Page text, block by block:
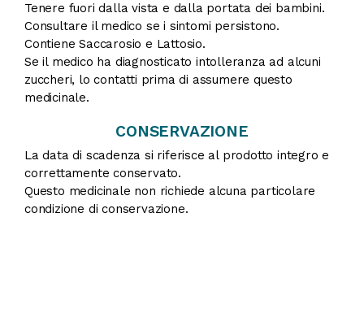
Tenere fuori dalla vista e dalla portata dei bambini.
Consultare il medico se i sintomi persistono.
Contiene Saccarosio e Lattosio.
Se il medico ha diagnosticato intolleranza ad alcuni
zuccheri, lo contatti prima di assumere questo
medicinale.
CONSERVAZIONE
La data di scadenza si riferisce al prodotto integro e
correttamente conservato.
Questo medicinale non richiede alcuna particolare
condizione di conservazione.